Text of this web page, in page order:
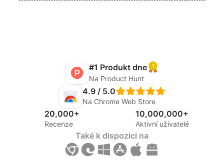
#1 Produkt dne
Na Product Hunt
4.9 / 5.0
Na Chrome Web Store
20,000+
Recenze
10,000,000+
Aktivní uživatelé
Také k dispozici na